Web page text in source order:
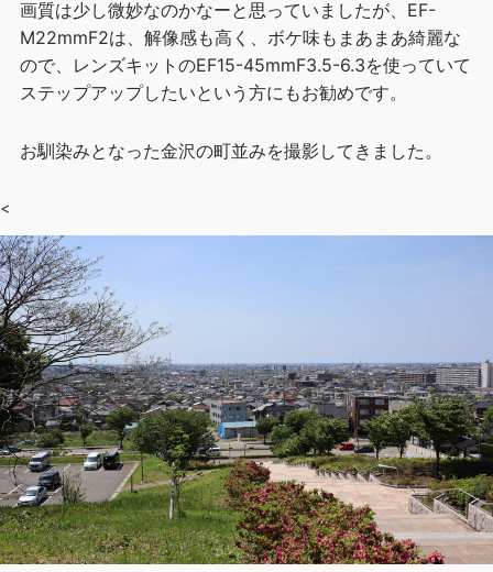
画質は少し微妙なのかなーと思っていましたが、EF-
M22mmF2は、解像感も高く、ボケ味もまあまあ綺麗な
ので、レンズキットのEF15-45mmF3.5-6.3を使っていて
ステップアップしたいという方にもお勧めです。
お馴染みとなった金沢の町並みを撮影してきました。
<